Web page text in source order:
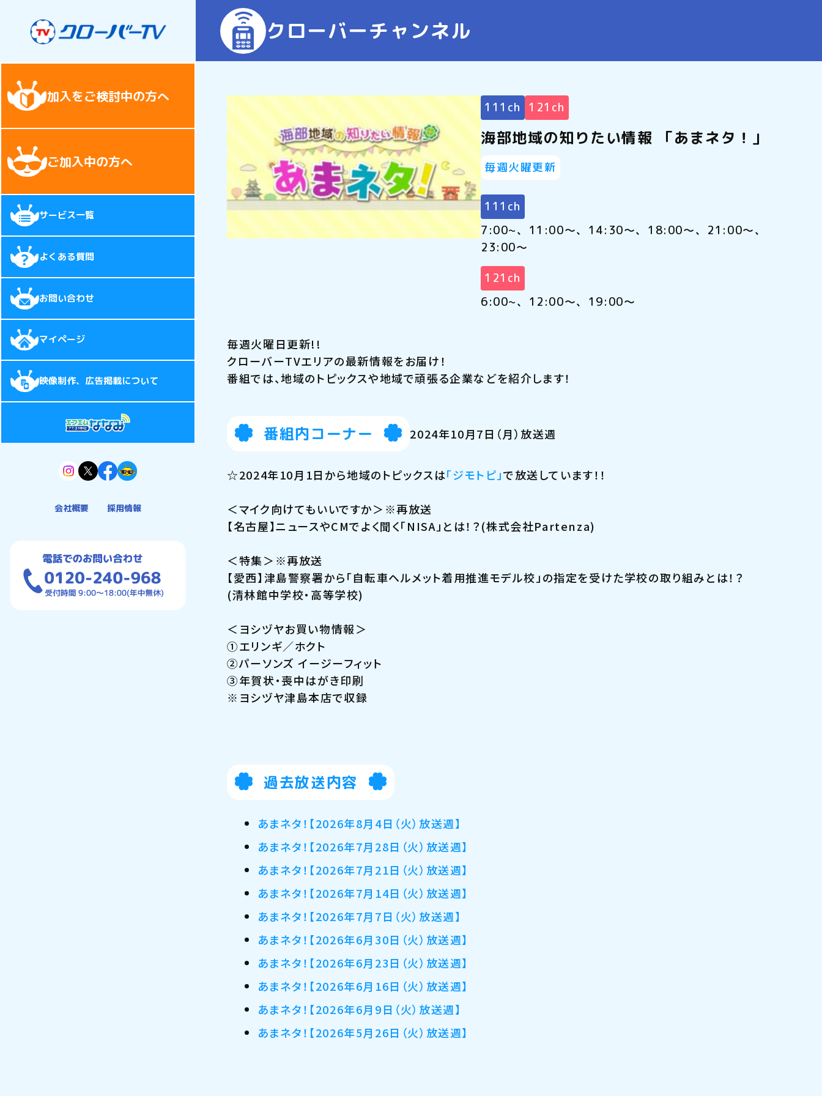
加入をご検討中の方へ
ご加入中の方へ
サービス一覧
よくある質問
お問い合わせ
マイページ
映像制作、広告掲載について
会社概要 採用情報
クローバーチャンネル
111ch 121ch
海部地域の知りたい情報 「あまネタ！」
毎週火曜更新
111ch
7:00~、11:00～、14:30～、18:00～、21:00～、
23:00～
121ch
6:00~、12:00～、19:00～
毎週火曜日更新!!
クローバーTVエリアの最新情報をお届け！
番組では、地域のトピックスや地域で頑張る企業などを紹介します！
番組内コーナー 2024年10月7日（月）放送週
☆2024年10月1日から地域のトピックスは「ジモトピ」で放送しています！！
＜マイク向けてもいいですか＞※再放送
【名古屋】ニュースやCMでよく聞く「NISA」とは！？(株式会社Partenza)
＜特集＞※再放送
【愛西】津島警察署から「自転車ヘルメット着用推進モデル校」の指定を受けた学校の取り組みとは！？
(清林館中学校・高等学校)
＜ヨシヅヤお買い物情報＞
①エリンギ／ホクト
②パーソンズ イージーフィット
③年賀状・喪中はがき印刷
※ヨシヅヤ津島本店で収録
過去放送内容
あまネタ！【2026年8月4日（火）放送週】
あまネタ！【2026年7月28日（火）放送週】
あまネタ！【2026年7月21日（火）放送週】
あまネタ！【2026年7月14日（火）放送週】
あまネタ！【2026年7月7日（火）放送週】
あまネタ！【2026年6月30日（火）放送週】
あまネタ！【2026年6月23日（火）放送週】
あまネタ！【2026年6月16日（火）放送週】
あまネタ！【2026年6月9日（火）放送週】
あまネタ！【2026年5月26日（火）放送週】